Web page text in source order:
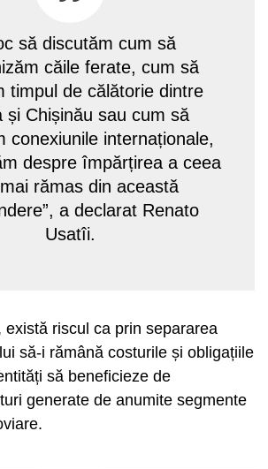
să discutăm cum să
căile ferate, cum să
timpul de călătorie dintre
și Chișinău sau cum să
conexiunile internaționale,
despre împărțirea a ceea
rămas din această
a declarat Renato
Usatîi.
există riscul ca prin separarea
să-i rămână costurile și obligațiile
să beneficieze de
generate de anumite segmente